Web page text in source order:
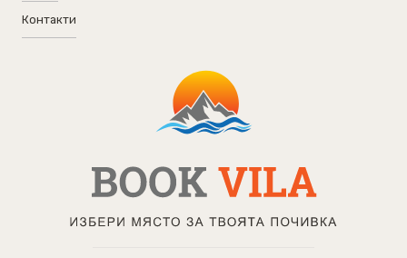
Контакти